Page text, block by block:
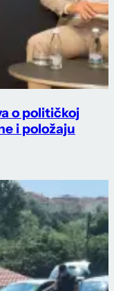
o političkoj
i položaju